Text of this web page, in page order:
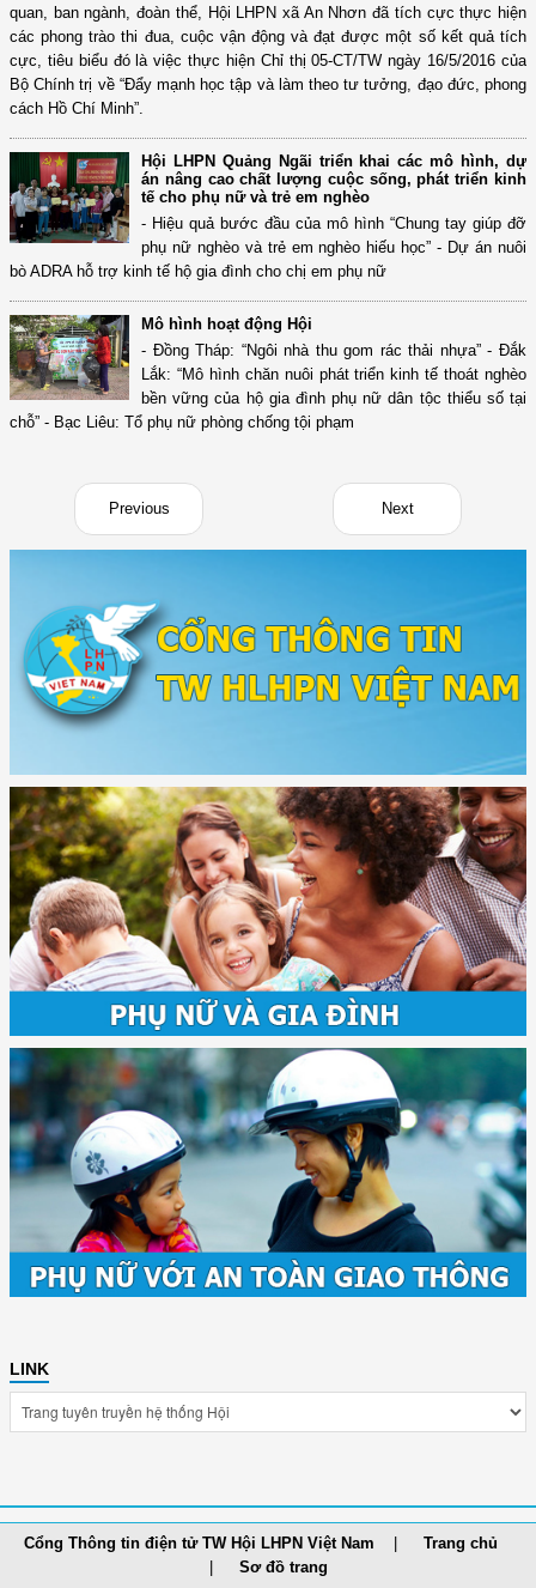
quan, ban ngành, đoàn thể, Hội LHPN xã An Nhơn đã tích cực thực hiện
các phong trào thi đua, cuộc vận động và đạt được một số kết quả tích
cực, tiêu biểu đó là việc thực hiện Chỉ thị 05-CT/TW ngày 16/5/2016 của
Bộ Chính trị về “Đẩy mạnh học tập và làm theo tư tưởng, đạo đức, phong
cách Hồ Chí Minh”.
Hội LHPN Quảng Ngãi triển khai các mô hình, dự
án nâng cao chất lượng cuộc sống, phát triển kinh
tế cho phụ nữ và trẻ em nghèo
- Hiệu quả bước đầu của mô hình “Chung tay giúp đỡ
phụ nữ nghèo và trẻ em nghèo hiếu học” - Dự án nuôi
bò ADRA hỗ trợ kinh tế hộ gia đình cho chị em phụ nữ
Mô hình hoạt động Hội
- Đồng Tháp: “Ngôi nhà thu gom rác thải nhựa” - Đắk
Lắk: “Mô hình chăn nuôi phát triển kinh tế thoát nghèo
bền vững của hộ gia đình phụ nữ dân tộc thiểu số tại
chỗ” - Bạc Liêu: Tổ phụ nữ phòng chống tội phạm
Previous Next
LINK
Cổng Thông tin điện tử TW Hội LHPN Việt Nam
Trang chủ
Sơ đồ trang